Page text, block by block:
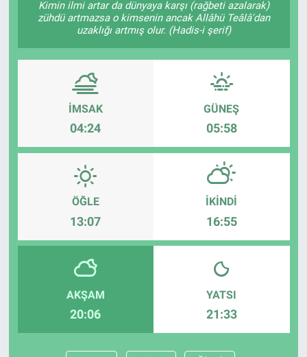
Kimin ilmi artar da dünyaya karşı (rağbeti azalarak)
zühdü artmazsa o kimsenin ancak Allâhü Teâlâ'dan
uzaklığı artmış olur. (Hadis-i şerif)
İMSAK
04:24
GÜNEŞ
05:58
ÖĞLE
13:07
İKINDI
16:55
AKŞAM
20:06
YATSI
21:33
SPOR
ASAYİŞ